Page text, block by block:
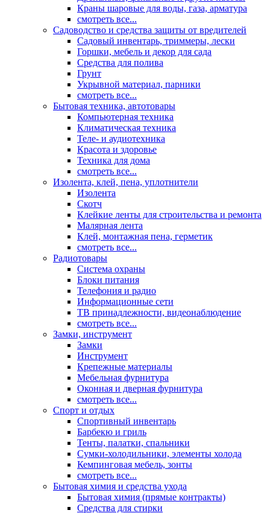
Краны шаровые для воды, газа, арматура
смотреть все...
Садоводство и средства защиты от вредителей
Садовый инвентарь, триммеры, лески
Горшки, мебель и декор для сада
Средства для полива
Грунт
Укрывной материал, парники
смотреть все...
Бытовая техника, автотовары
Компьютерная техника
Климатическая техника
Теле- и аудиотехника
Красота и здоровье
Техника для дома
смотреть все...
Изолента, клей, пена, уплотнители
Изолента
Скотч
Клейкие ленты для строительства и ремонта
Малярная лента
Клей, монтажная пена, герметик
смотреть все...
Радиотовары
Система охраны
Блоки питания
Телефония и радио
Информационные сети
ТВ принадлежности, видеонаблюдение
смотреть все...
Замки, инструмент
Замки
Инструмент
Крепежные материалы
Мебельная фурнитура
Оконная и дверная фурнитура
смотреть все...
Спорт и отдых
Спортивный инвентарь
Барбекю и гриль
Тенты, палатки, спальники
Сумки-холодильники, элементы холода
Кемпинговая мебель, зонты
смотреть все...
Бытовая химия и средства ухода
Бытовая химия (прямые контракты)
Средства для стирки